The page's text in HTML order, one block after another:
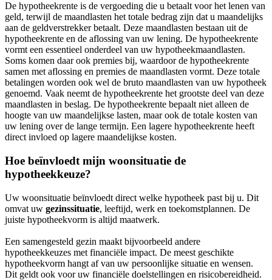
De hypotheekrente is de vergoeding die u betaalt voor het lenen van
geld, terwijl de maandlasten het totale bedrag zijn dat u maandelijks
aan de geldverstrekker betaalt. Deze maandlasten bestaan uit de
hypotheekrente en de aflossing van uw lening. De hypotheekrente
vormt een essentieel onderdeel van uw hypotheekmaandlasten.
Soms komen daar ook premies bij, waardoor de hypotheekrente
samen met aflossing en premies de maandlasten vormt. Deze totale
betalingen worden ook wel de bruto maandlasten van uw hypotheek
genoemd. Vaak neemt de hypotheekrente het grootste deel van deze
maandlasten in beslag. De hypotheekrente bepaalt niet alleen de
hoogte van uw maandelijkse lasten, maar ook de totale kosten van
uw lening over de lange termijn. Een lagere hypotheekrente heeft
direct invloed op lagere maandelijkse kosten.
Hoe beïnvloedt mijn woonsituatie de
hypotheekkeuze?
Uw woonsituatie beïnvloedt direct welke hypotheek past bij u. Dit
omvat uw gezinssituatie, leeftijd, werk en toekomstplannen. De
juiste hypotheekvorm is altijd maatwerk.
Een samengesteld gezin maakt bijvoorbeeld andere
hypotheekkeuzes met financiële impact. De meest geschikte
hypotheekvorm hangt af van uw persoonlijke situatie en wensen.
Dit geldt ook voor uw financiële doelstellingen en risicobereidheid.